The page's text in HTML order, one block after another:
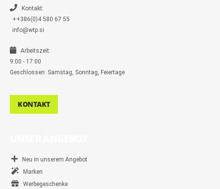
r
Kontakt:
++386(0)4 580 67 55
info@wtp.si
Arbeitszeit:
9:00 - 17:00
Geschlossen: Samstag, Sonntag, Feiertage
KONTAKT
Neu in unserem Angebot
Marken
Werbegeschenke